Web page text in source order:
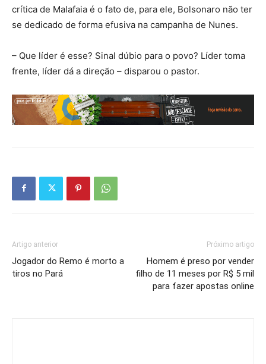
crítica de Malafaia é o fato de, para ele, Bolsonaro não ter
se dedicado de forma efusiva na campanha de Nunes.
– Que líder é esse? Sinal dúbio para o povo? Líder toma
frente, líder dá a direção – disparou o pastor.
Artigo anterior
Jogador do Remo é morto a
tiros no Pará
Próximo artigo
Homem é preso por vender
filho de 11 meses por R$ 5 mil
para fazer apostas online